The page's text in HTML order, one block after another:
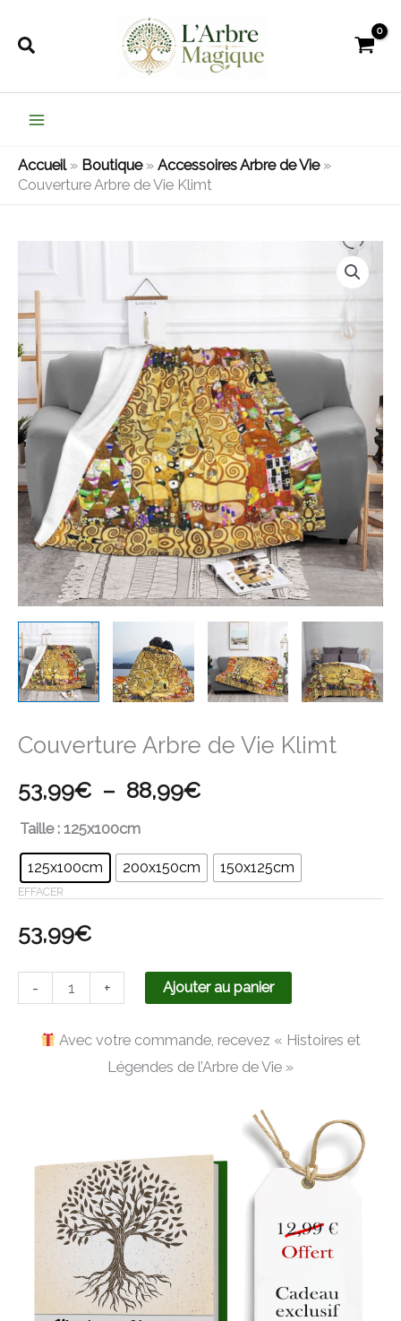
Rechercher
Accueil» Boutique» Accessoires Arbre de Vie»
Couverture Arbre de Vie Klimt
Couverture Arbre de Vie Klimt
53,99€ – 88,99€
de
prix :
53,99€
à
88,99€
Taille : 125x100cm
125x100cm 200x150cm 150x125cm
EFFACER
53,99€
-
Couverture
Arbre
de
Vie
Klimt
+ Ajouter au panier
Avec votre commande, recevez « Histoires et
Légendes de l’Arbre de Vie »